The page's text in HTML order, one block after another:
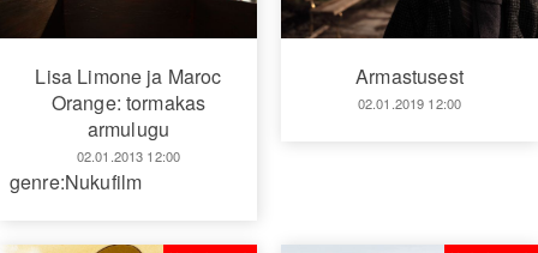
Lisa Limone ja Maroc
Orange: tormakas
armulugu
02.01.2013 12:00
genre:Nukufilm
Armastusest
02.01.2019 12:00